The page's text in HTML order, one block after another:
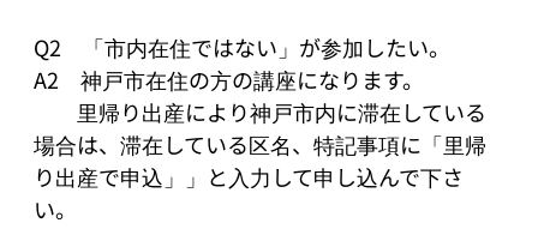
Q2　「市内在住ではない」が参加したい。
A2　神戸市在住の方の講座になります。
里帰り出産により神戸市内に滞在している
場合は、滞在している区名、特記事項に「里帰
り出産で申込」」と入力して申し込んで下さ
い。